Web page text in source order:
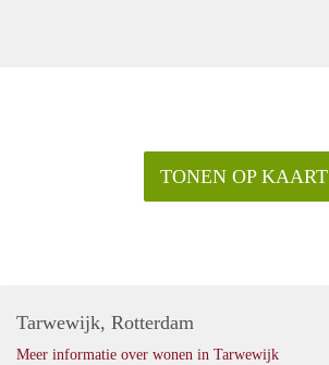
TONEN OP KAART
Tarwewijk, Rotterdam
Meer informatie over wonen in Tarwewijk